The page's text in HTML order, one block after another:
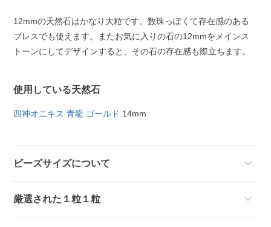
12mmの天然石はかなり大粒です。数珠っぽくて存在感のある
ブレスでも使えます。またお気に入りの石の12mmをメインス
トーンにしてデザインすると、その石の存在感も際立ちます。
使用している天然石
四神オニキス 青龍 ゴールド 14mm
ビーズサイズについて
厳選された１粒１粒